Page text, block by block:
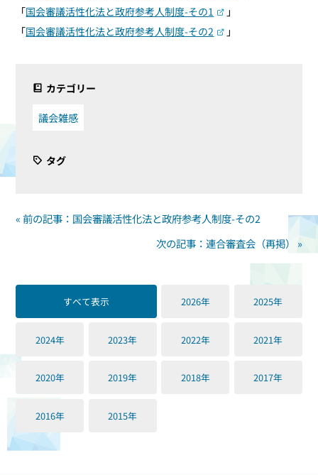
「国会審議活性化法と政府参考人制度-その1
」
「国会審議活性化法と政府参考人制度-その2 」
カテゴリー
議会雑感
タグ
« 前の記事：国会審議活性化法と政府参考人制度-その2
次の記事：連合審査会（再掲） »
すべて表示 2026年 2025年
2024年 2023年 2022年 2021年
2020年 2019年 2018年 2017年
2016年 2015年